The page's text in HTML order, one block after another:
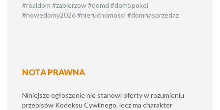
#realdom #zabierzow #domd #dom5pokoi
#nowedomy2026 #nieruchomosci #domnasprzedaz
NOTA PRAWNA
Niniejsze ogłoszenie nie stanowi oferty w rozumieniu
przepisów Kodeksu Cywilnego, lecz ma charakter